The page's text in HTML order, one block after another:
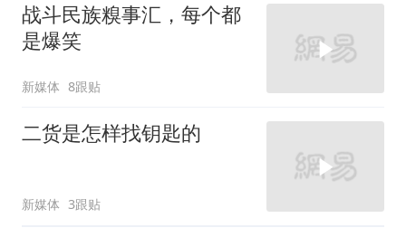
战斗民族糗事汇，每个都
是爆笑
新媒体 8跟贴
二货是怎样找钥匙的
新媒体 3跟贴